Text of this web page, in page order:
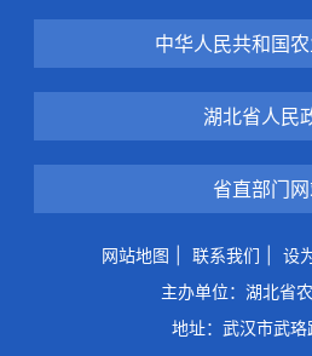
中华人民共和国
湖北省人民
省直部门
网站地图 联系我们 设
主办单位：湖北省
地址：武汉市武